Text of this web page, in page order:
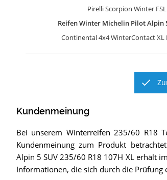
Pirelli Scorpion Winter
Reifen Winter Michelin Pilot Alpin 5
Continental 4x4 WinterContact XL
Kundenmeinung
Bei unserem Winterreifen 235/60 R18
Kundenmeinung zum Produkt
Alpin 5 SUV 235/60 R18 107H XLerhält
Informationen, die sich durch die Prüfung